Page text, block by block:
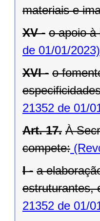
materiais e
XV - o apoio à
de 01/01/2023)
XVI - o
21352 de 01/
Art. 17. À
compete:
I - a
estruturantes,
21352 de 01/